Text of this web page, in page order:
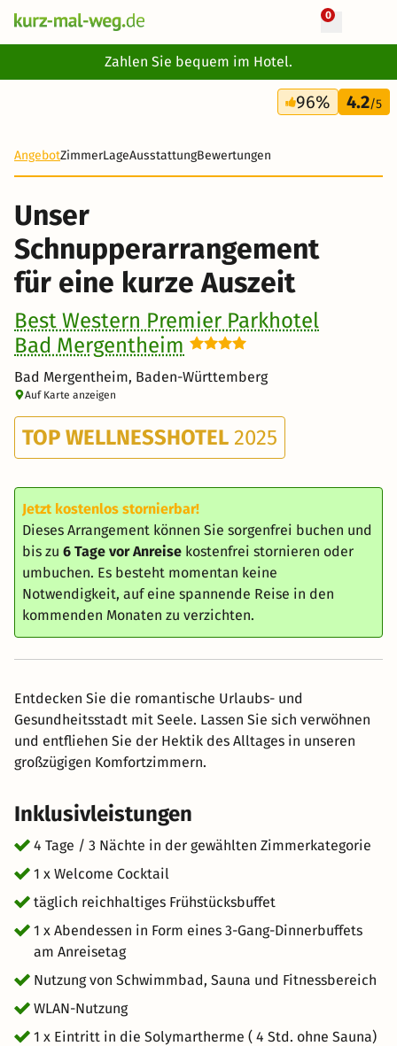
0
Zahlen Sie bequem im Hotel.
4 Tage
268 €
96% 4.2/5
AngebotZimmerLageAusstattungBewertungen
Unser
Schnupperarrangement
für eine kurze Auszeit
Best Western Premier Parkhotel
Bad Mergentheim
Bad Mergentheim, Baden-Württemberg
Auf Karte anzeigen
TOP WELLNESSHOTEL 2025
Jetzt kostenlos stornierbar!
Dieses Arrangement können Sie sorgenfrei buchen und
bis zu 6 Tage vor Anreise kostenfrei stornieren oder
umbuchen. Es besteht momentan keine
Notwendigkeit, auf eine spannende Reise in den
kommenden Monaten zu verzichten.
Entdecken Sie die romantische Urlaubs- und
Gesundheitsstadt mit Seele. Lassen Sie sich verwöhnen
und entfliehen Sie der Hektik des Alltages in unseren
großzügigen Komfortzimmern.
Inklusivleistungen
4 Tage / 3 Nächte in der gewählten Zimmerkategorie
1 x Welcome Cocktail
täglich reichhaltiges Frühstücksbuffet
1 x Abendessen in Form eines 3-Gang-Dinnerbuffets
am Anreisetag
Nutzung von Schwimmbad, Sauna und Fitnessbereich
WLAN-Nutzung
1 x Eintritt in die Solymartherme ( 4 Std. ohne Sauna)